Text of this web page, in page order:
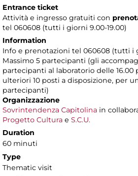
Entrance ticket
Attività e ingresso gratuiti con
tel 060608 (tutti i giorni 9.00-19.00)
Information
Info e prenotazioni tel 060608 (tutti i
Massimo 5 partecipanti (gli
partecipanti al laboratorio delle 16.00
ulteriori 10 posti a disposizione, per
partecipanti)
Organizzazione
Sovrintendenza Capitolina in
Progetto Cultura e S.C.U.
Duration
60 minuti
Type
Thematic visit